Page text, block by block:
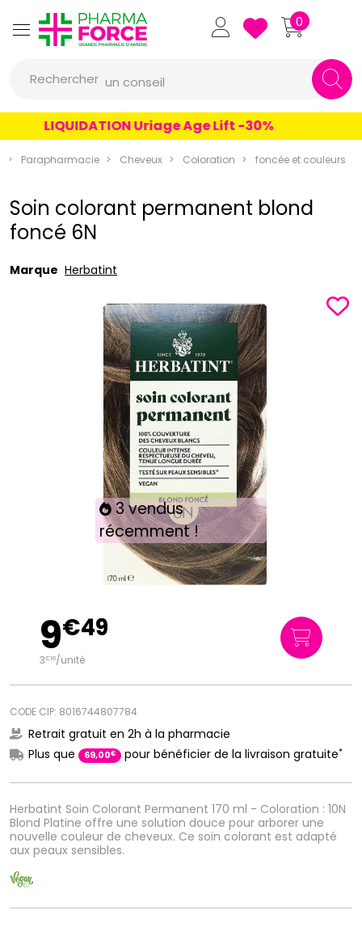
Pharmaforce Grande Pharmacie
0
Rechercher
une marque
un conseil
un produit
une marque
LIQUIDATION Uriage Age Lift -30%
Parapharmacie Cheveux Coloration foncée et couleurs
Soin colorant permanent blond
foncé 6N
Marque Herbatint
3 vendus
récemment !
Herbatint Soin Colorant Permanent 170 ml - Coloration : 10N
Blond Platine offre une solution douce pour arborer une
nouvelle couleur de cheveux. Ce soin colorant est adapté
aux peaux sensibles.
9€49
3€16/unité
CODE CIP: 8016744807784
Retrait gratuit en 2h à la pharmacie
Plus que
69,00€ pour bénéficier de la livraison gratuite*